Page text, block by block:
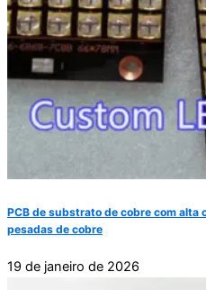
PCB de substrato de cobre com
pesadas de cobre
19 de janeiro de 2026